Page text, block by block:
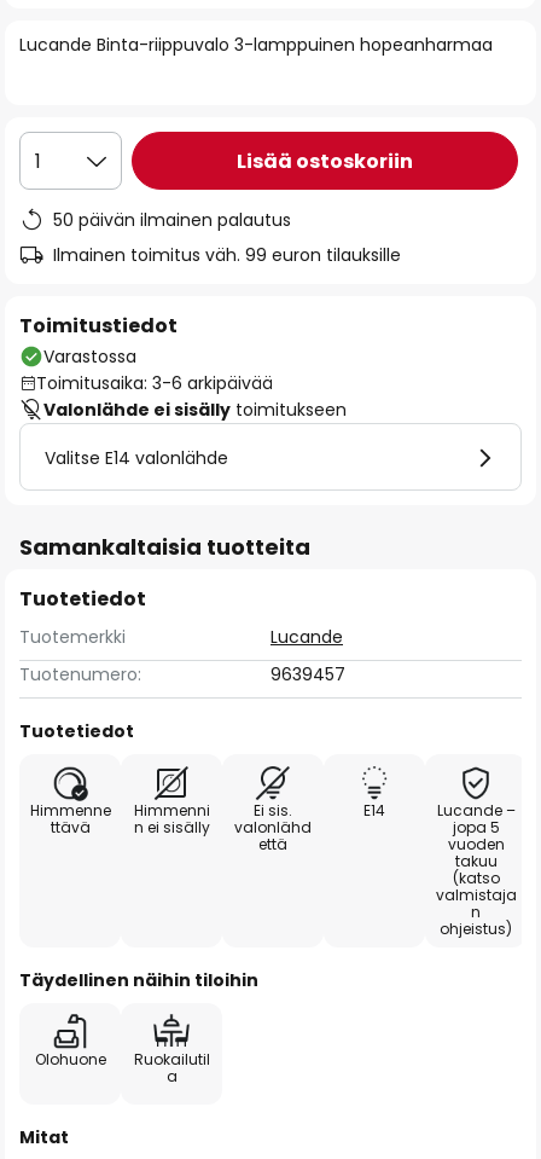
the
Lucande Binta-riippuvalo 3-lamppuinen hopeanharmaa
1 Lisää ostoskoriin
50 päivän ilmainen palautus
Ilmainen toimitus väh. 99 euron tilauksille
Toimitustiedot
Varastossa
Toimitusaika: 3-6 arkipäivää
Valonlähde ei sisälly toimitukseen
Valitse E14 valonlähde
Samankaltaisia tuotteita
Tuotetiedot
Tuotemerkki
Lucande
Tuotenumero:
9639457
Tuotetiedot
Himmenne
ttävä
Himmenni
n ei sisälly
Ei sis.
valonlähd
että
E14
Lucande –
jopa 5
vuoden
takuu
(katso
valmistaja
n
ohjeistus)
Täydellinen näihin tiloihin
Olohuone
Ruokailutil
a
Mitat